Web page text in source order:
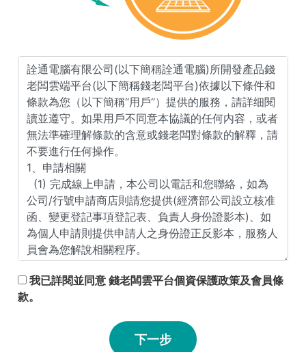
我已詳閱並同意 錢老闆雲平台個資保護政策及會員條
款。
下一步